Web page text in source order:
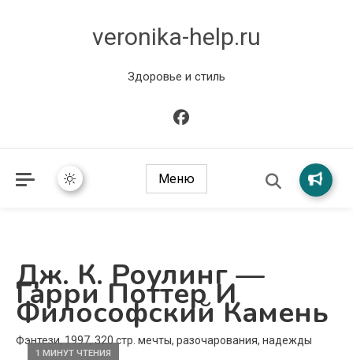
veronika-help.ru
Здоровье и стиль
Меню
Дж. К. Роулинг —
Гарри Поттер И
Философский Камень
1 МИНУТ ЧТЕНИЯ
Фэнтези, 1997, 320 стр. мечты, разочарования, надежды